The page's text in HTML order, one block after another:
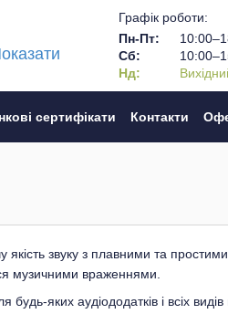
Графік роботи:
Пн-Пт:
Сб:
Нд:
сертифікати Контакти
звуку з плавними та
музичними враженнями.
яких аудіододатків і всіх